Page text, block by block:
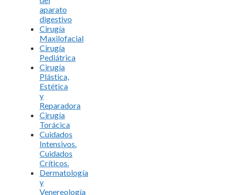
aparato
digestivo
Cirugía
Maxilofacial
Cirugía
Pediátrica
Cirugía
Plástica,
Estética
y
Reparadora
Cirugía
Torácica
Cuidados
Intensivos.
Cuidados
Críticos.
Dermatología
y
Venereología